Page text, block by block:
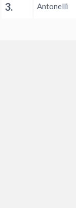
3. Antonelli